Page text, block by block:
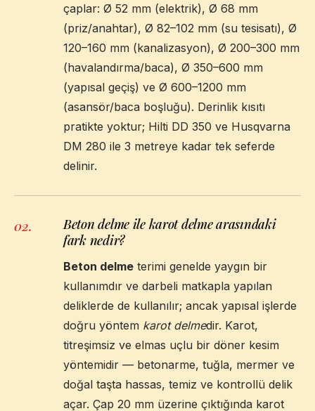
çaplar: Ø 52 mm (elektrik), Ø 68 mm
(priz/anahtar), Ø 82–102 mm (su tesisatı), Ø
120–160 mm (kanalizasyon), Ø 200–300 mm
(havalandırma/baca), Ø 350–600 mm
(yapısal geçiş) ve Ø 600–1200 mm
(asansör/baca boşluğu). Derinlik kısıtı
pratikte yoktur; Hilti DD 350 ve Husqvarna
DM 280 ile 3 metreye kadar tek seferde
delinir.
02.
Beton delme ile karot delme arasındaki
fark nedir?
Beton delme terimi genelde yaygın bir
kullanımdır ve darbeli matkapla yapılan
deliklerde de kullanılır; ancak yapısal işlerde
doğru yöntem karot delmedir. Karot,
titreşimsiz ve elmas uçlu bir döner kesim
yöntemidir — betonarme, tuğla, mermer ve
doğal taşta hassas, temiz ve kontrollü delik
açar. Çap 20 mm üzerine çıktığında karot